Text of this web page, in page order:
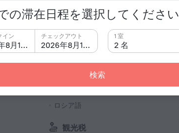
の滞在日程を選択してください
2026年8月15日
イン
2026年8月16日
チェックアウト
2 名
1 室
検索
送迎
無料シャトルバス
ロシア語
観光税